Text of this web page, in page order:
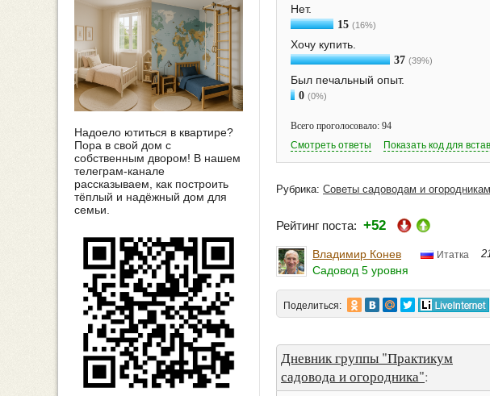
Нет.
15 (16%)
Хочу купить.
37 (39%)
Был печальный опыт.
0 (0%)
Всего проголосовало: 94
Смотреть ответы
Показать код для
Рубрика: Советы садоводам и огородникам
Рейтинг поста: +52
Владимир Конев
Садовод 5 уровня
Итатка
Поделиться:
Дневник группы "Практикум
садовода и огородника":
Надоело ютиться в квартире?
Пора в свой дом с
собственным двором! В нашем
телеграм-канале
рассказываем, как построить
тёплый и надёжный дом для
семьи.